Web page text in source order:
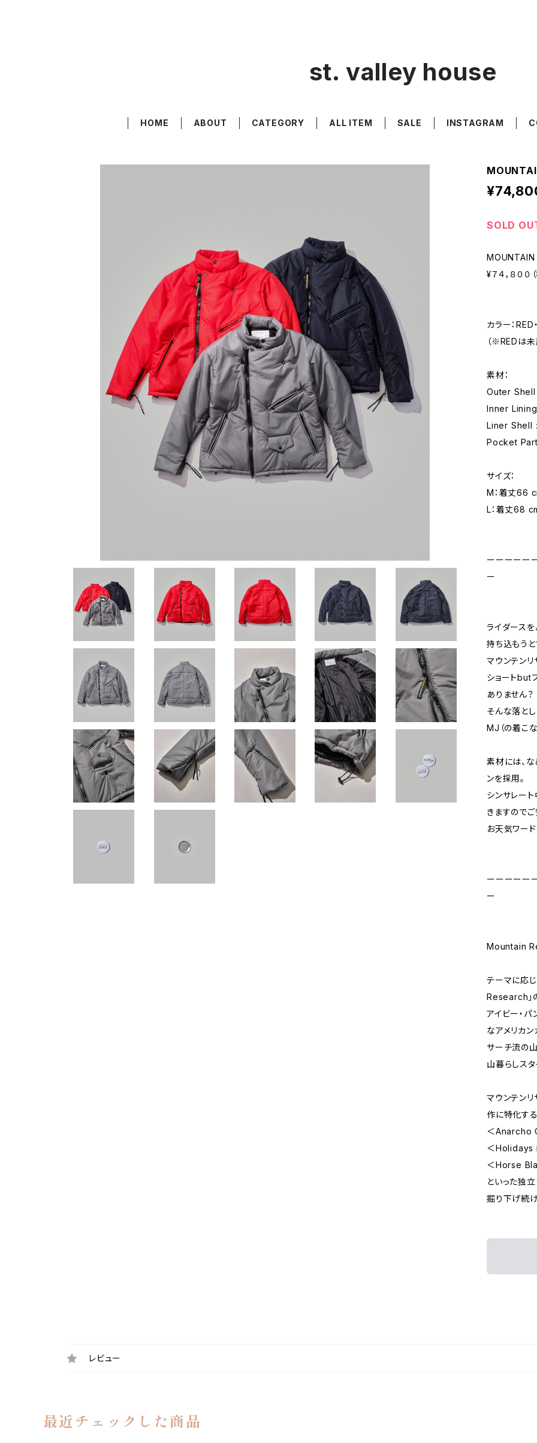
st. valley house
HOME ABOUT CATEGORY ALL ITEM SALE INSTAGRAM
SOLD
MOUNTAIN
¥７４，８００
カラー：RED
（※REDは未
素材：
Outer
Inner
Liner Shell
Pocket
サイズ：
M：着丈66
L：着丈68
ーーーーー
ー
ライダースを
持ち込もう
マウンテン
ショートbut
ありません？
そんな落と
MJ（の着こな
素材には、
ンを採用。
シンサレー
きますのでご
お天気ワー
ーーーーー
ー
Mountain
テーマに応
Research」
アイビー・パ
なアメリカ
サーチ流の
山暮らしスタ
マウンテン
作に特化する
＜Anarcho
＜Holidays
＜Horse
といった独
掘り下げ続け
レビュー
最近チェックした商品